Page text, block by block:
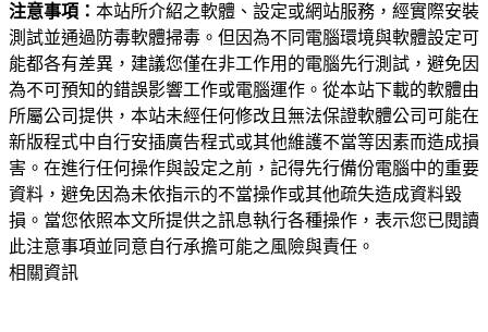
注意事項： 本站所介紹之軟體、設定或網站服務，經實際安裝
測試並通過防毒軟體掃毒。但因為不同電腦環境與軟體設定可
能都各有差異，建議您僅在非工作用的電腦先行測試，避免因
為不可預知的錯誤影響工作或電腦運作。從本站下載的軟體由
所屬公司提供，本站未經任何修改且無法保證軟體公司可能在
新版程式中自行安插廣告程式或其他維護不當等因素而造成損
害。在進行任何操作與設定之前，記得先行備份電腦中的重要
資料，避免因為未依指示的不當操作或其他疏失造成資料毀
損。當您依照本文所提供之訊息執行各種操作，表示您已閱讀
此注意事項並同意自行承擔可能之風險與責任。
相關資訊